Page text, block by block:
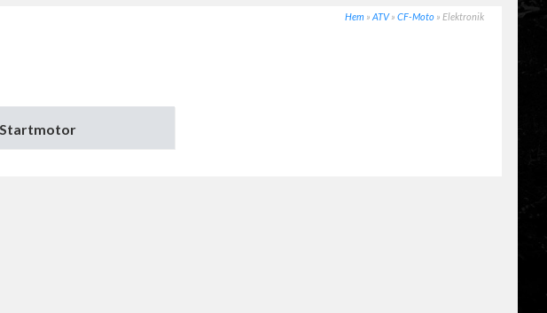
Hem » ATV» CF-Moto » Elektronik
Startmotor